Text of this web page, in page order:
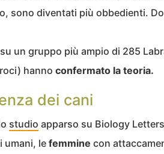
sono diventati più obbedienti.
un gruppo più ampio di 285
hanno confermato la teoria.
dei cani
studio apparso su Biology
umani, lefemmine con